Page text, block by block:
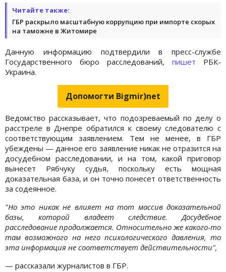
Читайте также:
ГБР раскрыло масштабную коррупцию при импорте скорых
на таможне в Житомире
Данную информацию подтвердили в пресс-службе
Государственного бюро расследований, пишет РБК-
Украина.
Допомогти Bigmir)net
Ведомство рассказывает, что подозреваемый по делу о
расстреле в Днепре обратился к своему следователю с
соответствующим заявлением. Тем не менее, в ГБР
убеждены — данное его заявление никак не отразится на
досудебном расследовании, и на том, какой приговор
вынесет Рябчуку судья, поскольку есть мощная
доказательная база, и он точно понесет ответственность
за содеянное.
"Но это никак не влияет на тот массив доказательной
базы, которой владеет следствие. Досудебное
расследование продолжается. Относительно же какого-то
там возможного на него психологического давления, то
эта информация не соответствует действительности",
— рассказали журналистов в ГБР.